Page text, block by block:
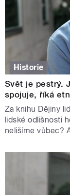
Historie
Svět je pestrý.
spojuje, říká
Za knihu Dějiny
lidské odlišnosti
nelišíme vůbec?